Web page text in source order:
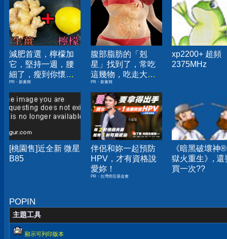
減肥首選，檸檬加
它，堅持一週，腰
細了，瘦到你懷疑
人生
PR・新素簡
腹部脂肪的「剋
星」找到了，常吃
這幾物，吃走大肚
囊，瘦出小蠻腰
PR・新素簡
xp2200+ 超頻
2375MHz
[桃園售]近全新 微星
B85
伴侶和妳一起預防
HPV，才有資格說
愛妳！
PR・台灣癌症基金會
《暗黑破壞神
獄火重生》, 還
買一次??
POPIN
主題工具
顯示可列印版本